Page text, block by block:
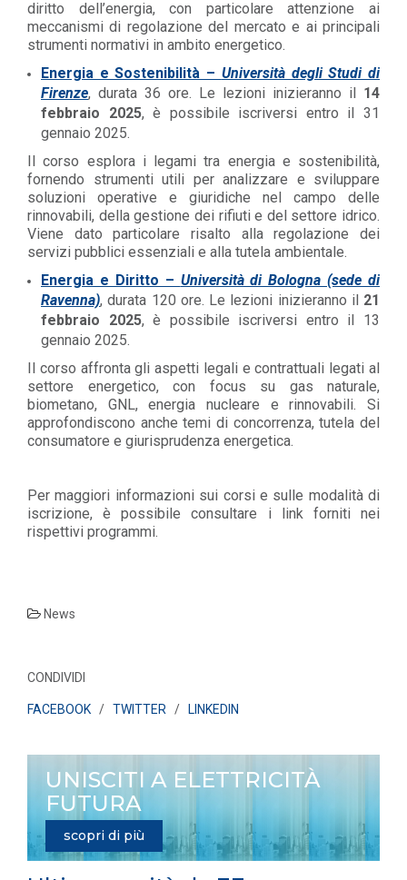
diritto dell’energia, con particolare attenzione ai
meccanismi di regolazione del mercato e ai principali
strumenti normativi in ambito energetico.
Energia e Sostenibilità – Università degli Studi di
Firenze, durata 36 ore. Le lezioni inizieranno il 14
febbraio 2025, è possibile iscriversi entro il 31
gennaio 2025.
Il corso esplora i legami tra energia e sostenibilità,
fornendo strumenti utili per analizzare e sviluppare
soluzioni operative e giuridiche nel campo delle
rinnovabili, della gestione dei rifiuti e del settore idrico.
Viene dato particolare risalto alla regolazione dei
servizi pubblici essenziali e alla tutela ambientale.
Energia e Diritto – Università di Bologna (sede di
Ravenna), durata 120 ore. Le lezioni inizieranno il 21
febbraio 2025, è possibile iscriversi entro il 13
gennaio 2025.
Il corso affronta gli aspetti legali e contrattuali legati al
settore energetico, con focus su gas naturale,
biometano, GNL, energia nucleare e rinnovabili. Si
approfondiscono anche temi di concorrenza, tutela del
consumatore e giurisprudenza energetica.
Per maggiori informazioni sui corsi e sulle modalità di
iscrizione, è possibile consultare i link forniti nei
rispettivi programmi.
News
CONDIVIDI
FACEBOOK / TWITTER / LINKEDIN
UNISCITI A ELETTRICITÀ
FUTURA
scopri di più